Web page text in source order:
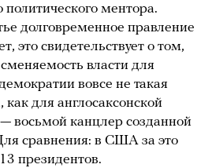
ментора.
долговременное правление
это свидетельствует о том,
власти для
вовсе не такая
для англосаксонской
восьмой канцлер созданной
сравнения: в США за это
президентов.